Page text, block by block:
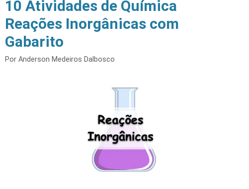
10 Atividades de Química
Reações Inorgânicas com
Gabarito
Por Anderson Medeiros Dalbosco